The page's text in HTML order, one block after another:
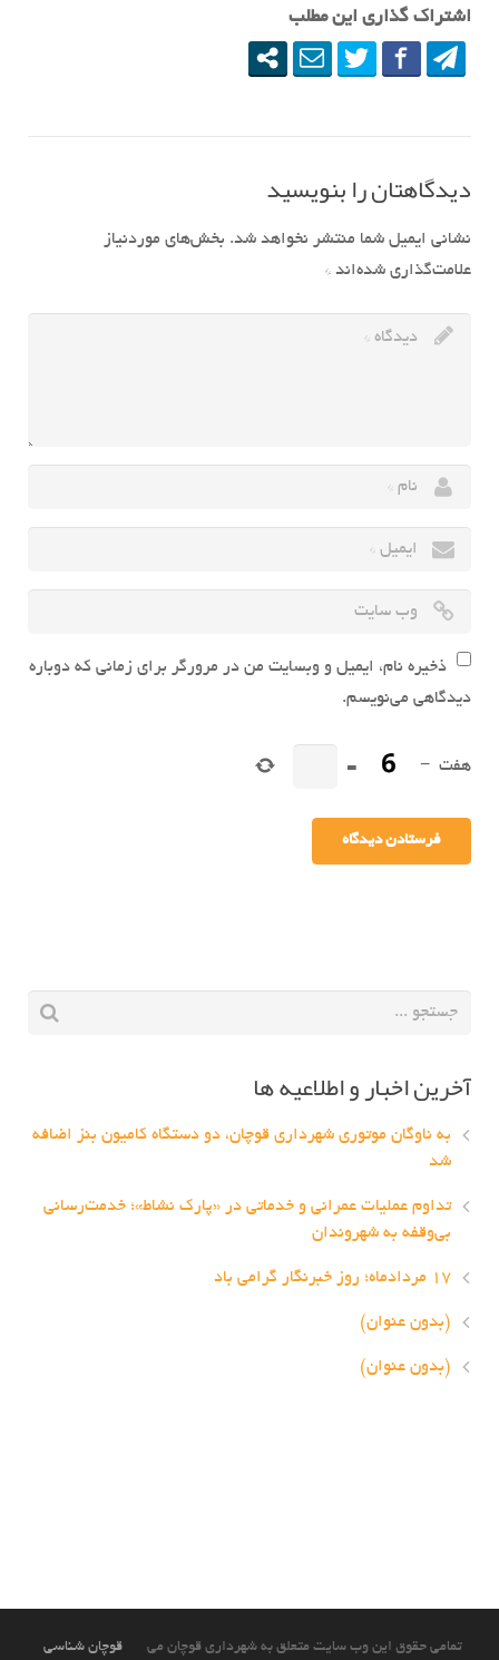
اشتراک گذاری این مطلب
دیدگاهتان را بنویسید
نشانی ایمیل شما منتشر نخواهد شد. بخش‌های موردنیاز
علامت‌گذاری شده‌اند *
ذخیره نام، ایمیل و وبسایت من در مرورگر برای زمانی که دوباره
دیدگاهی می‌نویسم.
هفت −
=
آخرین اخبار و اطلاعیه ها
به ناوگان موتوری شهرداری قوچان، دو دستگاه کامیون بنز اضافه
شد
تداوم عملیات عمرانی و خدماتی در «پارک نشاط»؛ خدمت‌رسانی
بی‌وقفه به شهروندان
۱۷ مردادماه؛ روز خبرنگار گرامی باد
(بدون عنوان)
(بدون عنوان)
قوچان شناسی تمامی حقوق این وب سایت متعلق به شهرداری قوچان می